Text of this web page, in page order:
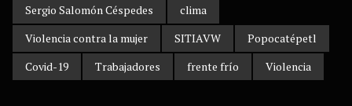
Sergio Salomón Céspedes
clima
Violencia contra la mujer
SITIAVW
Popocatépetl
Covid-19
Trabajadores frente frío Violencia